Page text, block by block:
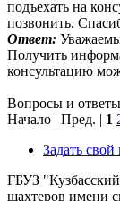
подъехать на
позвонить.
Ответ:
Получить
консультацию
Вопросы и
Начало | Пред. | 1
Задать свой
ГБУЗ
шахтеров имени